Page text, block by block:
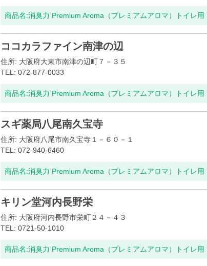
商品名:消臭力 Premium Aroma（プレミアムアロマ）トイレ用
ココカラファイン南津の辺
住所: 大阪府大東市南津の辺町７－３５
TEL: 072-877-0033
商品名:消臭力 Premium Aroma（プレミアムアロマ）トイレ用
スギ薬局八尾南久宝寺
住所: 大阪府八尾市南久宝寺１－６０－１
TEL: 072-940-6460
商品名:消臭力 Premium Aroma（プレミアムアロマ）トイレ用
キリン堂河内長野栄
住所: 大阪府河内長野市栄町２４－４３
TEL: 0721-50-1010
商品名:消臭力 Premium Aroma（プレミアムアロマ）トイレ用